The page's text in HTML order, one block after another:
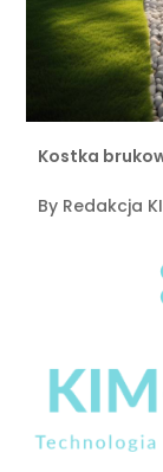
Kostka
By Redakcja